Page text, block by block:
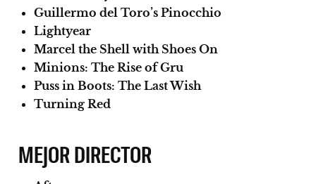
Guillermo del Toro’s Pinocchio
Lightyear
Marcel the Shell with Shoes On
Minions: The Rise of Gru
Puss in Boots: The Last Wish
Turning Red
MEJOR DIRECTOR